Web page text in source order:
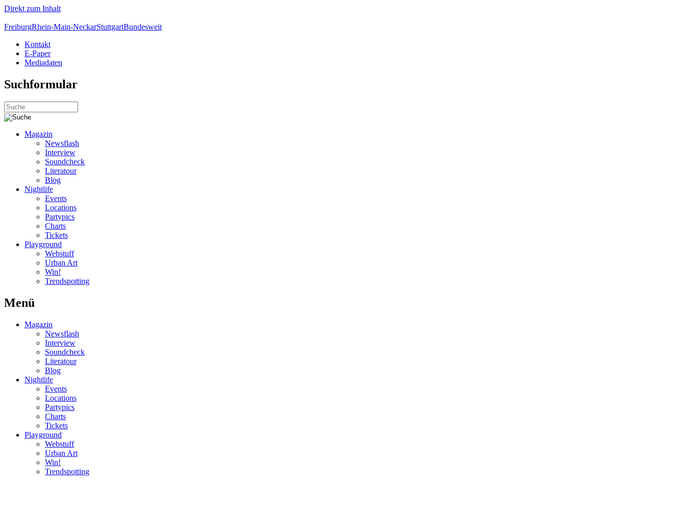
Direkt zum Inhalt
FreiburgRhein-Main-NeckarStuttgartBundesweit
Kontakt
E-Paper
Mediadaten
Suchformular
Magazin
Newsflash
Interview
Soundcheck
Literatour
Blog
Nightlife
Events
Locations
Partypics
Charts
Tickets
Playground
Webstuff
Urban Art
Win!
Trendspotting
Menü
Magazin
Newsflash
Interview
Soundcheck
Literatour
Blog
Nightlife
Events
Locations
Partypics
Charts
Tickets
Playground
Webstuff
Urban Art
Win!
Trendspotting